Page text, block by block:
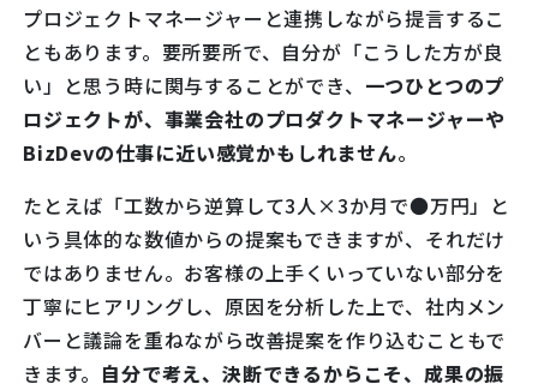
プロジェクトマネージャーと連携しながら提言するこ
ともあります。要所要所で、自分が「こうした方が良
い」と思う時に関与することができ、 一つひとつのプ
ロジェクトが、事業会社のプロダクトマネージャーや
BizDevの仕事に近い感覚かもしれません。
たとえば「工数から逆算して3人×3か月で●万円」と
いう具体的な数値からの提案もできますが、それだけ
ではありません。お客様の上手くいっていない部分を
丁寧にヒアリングし、原因を分析した上で、社内メン
バーと議論を重ねながら改善提案を作り込むこともで
きます。 自分で考え、決断できるからこそ、成果の振